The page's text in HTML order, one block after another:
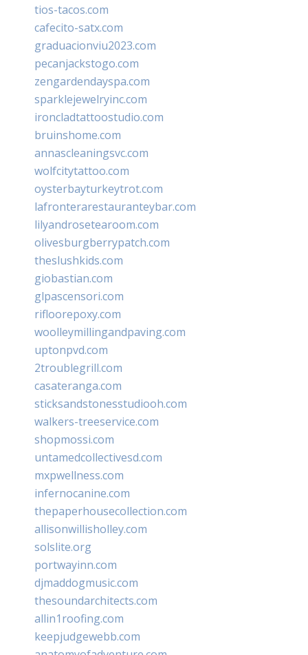
tios-tacos.com
cafecito-satx.com
graduacionviu2023.com
pecanjackstogo.com
zengardendayspa.com
sparklejewelryinc.com
ironcladtattoostudio.com
bruinshome.com
annascleaningsvc.com
wolfcitytattoo.com
oysterbayturkeytrot.com
lafronterarestauranteybar.com
lilyandrosetearoom.com
olivesburgberrypatch.com
theslushkids.com
giobastian.com
glpascensori.com
rifloorepoxy.com
woolleymillingandpaving.com
uptonpvd.com
2troublegrill.com
casateranga.com
sticksandstonesstudiooh.com
walkers-treeservice.com
shopmossi.com
untamedcollectivesd.com
mxpwellness.com
infernocanine.com
thepaperhousecollection.com
allisonwillisholley.com
solslite.org
portwayinn.com
djmaddogmusic.com
thesoundarchitects.com
allin1roofing.com
keepjudgewebb.com